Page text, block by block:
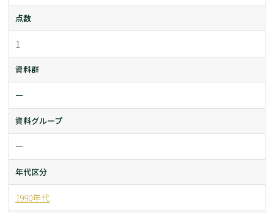
点数
1
資料群
ー
資料グループ
ー
年代区分
1990年代